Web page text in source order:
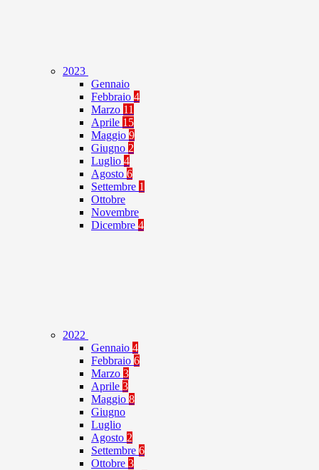
2023
Gennaio
Febbraio 4
Marzo 11
Aprile 15
Maggio 9
Giugno 2
Luglio 4
Agosto 6
Settembre 1
Ottobre
Novembre
Dicembre 4
2022
Gennaio 4
Febbraio 6
Marzo 3
Aprile 3
Maggio 8
Giugno
Luglio
Agosto 2
Settembre 6
Ottobre 3